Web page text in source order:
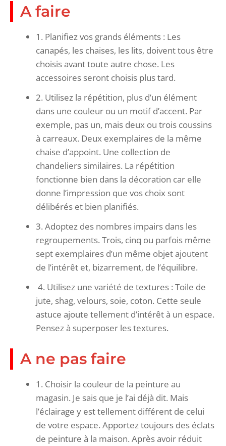
A faire
1. Planifiez vos grands éléments : Les
canapés, les chaises, les lits, doivent tous être
choisis avant toute autre chose. Les
accessoires seront choisis plus tard.
2. Utilisez la répétition, plus d’un élément
dans une couleur ou un motif d’accent. Par
exemple, pas un, mais deux ou trois coussins
à carreaux. Deux exemplaires de la même
chaise d’appoint. Une collection de
chandeliers similaires. La répétition
fonctionne bien dans la décoration car elle
donne l’impression que vos choix sont
délibérés et bien planifiés.
3. Adoptez des nombres impairs dans les
regroupements. Trois, cinq ou parfois même
sept exemplaires d’un même objet ajoutent
de l’intérêt et, bizarrement, de l’équilibre.
4. Utilisez une variété de textures : Toile de
jute, shag, velours, soie, coton. Cette seule
astuce ajoute tellement d’intérêt à un espace.
Pensez à superposer les textures.
A ne pas faire
1. Choisir la couleur de la peinture au
magasin. Je sais que je l’ai déjà dit. Mais
l’éclairage y est tellement différent de celui
de votre espace. Apportez toujours des éclats
de peinture à la maison. Après avoir réduit